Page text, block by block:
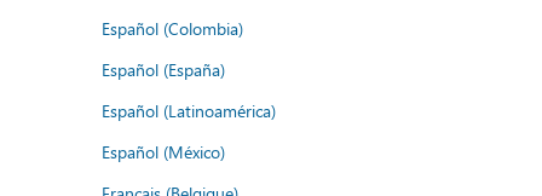
Español (Colombia)
Español (España)
Español (Latinoamérica)
Español (México)